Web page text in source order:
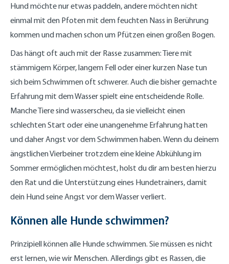
Hund möchte nur etwas paddeln, andere möchten nicht
einmal mit den Pfoten mit dem feuchten Nass in Berührung
kommen und machen schon um Pfützen einen großen Bogen.
Das hängt oft auch mit der Rasse zusammen: Tiere mit
stämmigem Körper, langem Fell oder einer kurzen Nase tun
sich beim Schwimmen oft schwerer. Auch die bisher gemachte
Erfahrung mit dem Wasser spielt eine entscheidende Rolle.
Manche Tiere sind wasserscheu, da sie vielleicht einen
schlechten Start oder eine unangenehme Erfahrung hatten
und daher Angst vor dem Schwimmen haben. Wenn du deinem
ängstlichen Vierbeiner trotzdem eine kleine Abkühlung im
Sommer ermöglichen möchtest, holst du dir am besten hierzu
den Rat und die Unterstützung eines Hundetrainers, damit
dein Hund seine Angst vor dem Wasser verliert.
Können alle Hunde schwimmen?
Prinzipiell können alle Hunde schwimmen. Sie müssen es nicht
erst lernen, wie wir Menschen. Allerdings gibt es Rassen, die